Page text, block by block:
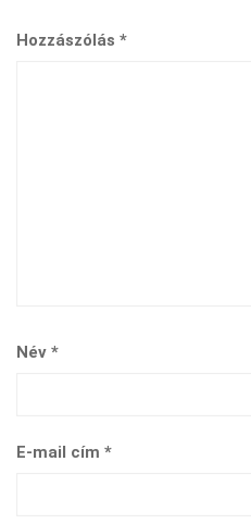
Hozzászólás *
Név *
E-mail cím *